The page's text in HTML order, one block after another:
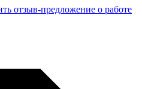
отзыв-предложение о работе